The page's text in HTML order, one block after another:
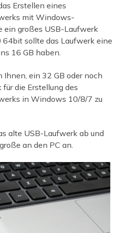
Erstellen eines
mit Windows-
ein großes USB-Laufwerk
sollte das Laufwerk eine
16 GB haben.
Ihnen, ein 32 GB oder noch
die Erstellung des
in Windows 10/8/7 zu
alte USB-Laufwerk ab und
an den PC an.